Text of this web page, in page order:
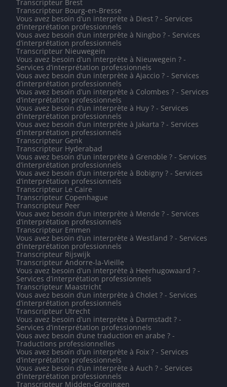
Transcripteur Brest
Transcripteur Bourg-en-Bresse
Vous avez besoin d’un interprète à Diest ? - Services
d’interprétation professionnels
Vous avez besoin d’un interprète à Ningbo ? - Services
d’interprétation professionnels
Transcripteur Nieuwegein
Vous avez besoin d’un interprète à Nieuwegein ? -
Services d’interprétation professionnels
Vous avez besoin d’un interprète à Ajaccio ? - Services
d’interprétation professionnels
Vous avez besoin d’un interprète à Colombes ? - Services
d’interprétation professionnels
Vous avez besoin d’un interprète à Huy ? - Services
d’interprétation professionnels
Vous avez besoin d’un interprète à Jakarta ? - Services
d’interprétation professionnels
Transcripteur Genk
Transcripteur Hyderabad
Vous avez besoin d’un interprète à Grenoble ? - Services
d’interprétation professionnels
Vous avez besoin d’un interprète à Bobigny ? - Services
d’interprétation professionnels
Transcripteur Le Caire
Transcripteur Copenhague
Transcripteur Peer
Vous avez besoin d’un interprète à Mende ? - Services
d’interprétation professionnels
Transcripteur Emmen
Vous avez besoin d’un interprète à Westland ? - Services
d’interprétation professionnels
Transcripteur Rijswijk
Transcripteur Andorre-la-Vieille
Vous avez besoin d’un interprète à Heerhugowaard ? -
Services d’interprétation professionnels
Transcripteur Maastricht
Vous avez besoin d’un interprète à Cholet ? - Services
d’interprétation professionnels
Transcripteur Utrecht
Vous avez besoin d’un interprète à Darmstadt ? -
Services d’interprétation professionnels
Vous avez besoin d’une traduction en arabe ? -
Traductions professionnelles
Vous avez besoin d’un interprète à Foix ? - Services
d’interprétation professionnels
Vous avez besoin d’un interprète à Auch ? - Services
d’interprétation professionnels
Transcripteur Midden-Groningen